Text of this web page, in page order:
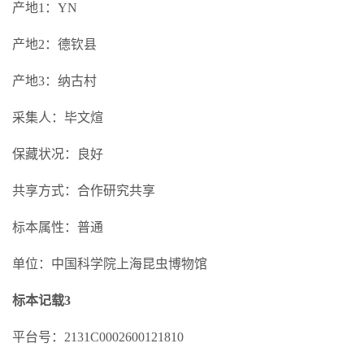
产地1：YN
产地2：德钦县
产地3：纳古村
采集人：毕文煊
保藏状况：良好
共享方式：合作研究共享
标本属性：普通
单位：中国科学院上海昆虫博物馆
标本记载3
平台号：2131C0002600121810